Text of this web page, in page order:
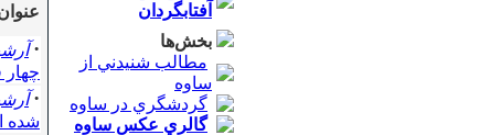
آفتابگردان
بخش‌ها
مطالب شنيدني از
ساوه
گردشگري در ساوه
گالري عکس ساوه
·
·
شده